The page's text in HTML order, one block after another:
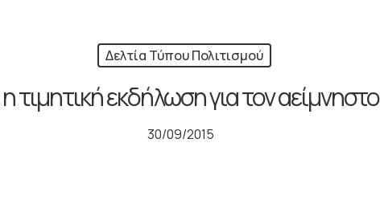
Δελτία Τύπου Πολιτισμού
τιμητική εκδήλωση για τον
30/09/2015